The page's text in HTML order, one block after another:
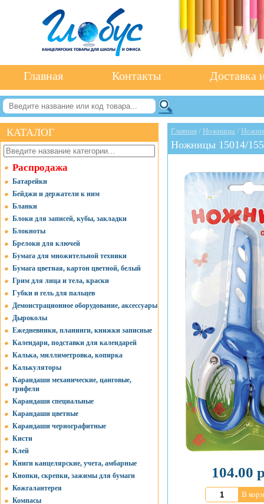
Главная Контакты Доставка
КАТАЛОГ
Распродажа
Батарейки
Бейджи и держатели к ним
Бланки
Блоки для записей, кубы, закладки
Блокноты
Брелоки для ключей
Бумага для множительной техники
Бумага цветная, картон цветной, белый
Грим для лица и тела, краски
Губки и гель для пальцев
Демонстрационное оборудование, аксессуары
Дыроколы
Ежедневники, планинги, книжки записные
Календари, подставки для календарей
Калька, миллиметровка, копирка
Калькуляторы
Карандаши механические, цанговые,
грифели
Карандаши специальные
Карандаши цветные
Карандаши чернографитные
Кисти
Клей
Книги канцелярские, учета, амбарные
Кнопки, скрепки, зажимы для бумаги
Кожгалантерея
Компасы
Главная / Ножницы /
Ножницы 15014/
104.00
В